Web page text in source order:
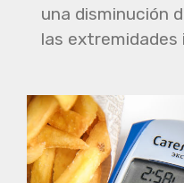
una disminución
las extremidades